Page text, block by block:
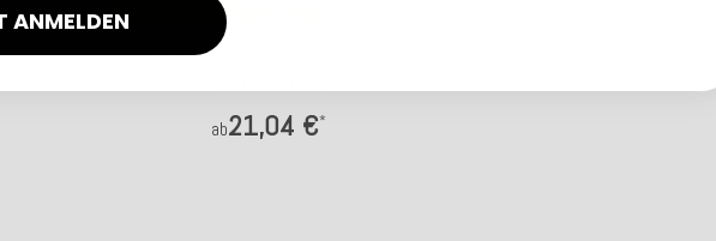
H.O.C.K. Kerem Kissen 50x30cm
ab21,04 €*
ANMELDEN